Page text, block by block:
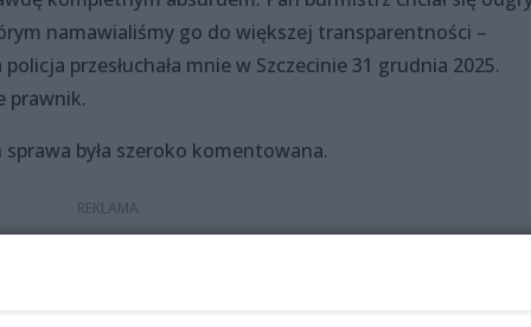
namawialiśmy go do większej transparentności –
przesłuchała mnie w Szczecinie 31 grudnia 2025.
prawnik.
była szeroko komentowana.
to łamią prawo?” – pyta jedna z internautek.
– komentuje były poseł Arkadiusz Litwiński.